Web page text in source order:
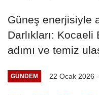
Güneş enerjisiyle
Darlıkları:
adımı ve temiz
GÜNDEM 22 Ocak 2026